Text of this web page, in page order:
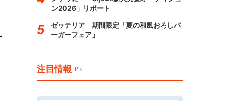
ン2026」リポート
ゼッテリア 期間限定「夏の和風おろしバ
ーガーフェア」
注目情報 PR